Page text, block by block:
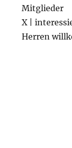
Mitglieder
X |
Herren